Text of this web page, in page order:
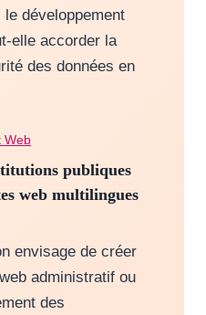
développement
elle accorder la
des données en
Web
publiques
web multilingues
envisage de créer
administratif ou
des